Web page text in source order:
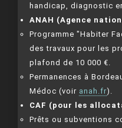
handicap, diagnostic
ANAH (Agence
Programme "Habiter
des travaux pour les
plafond de 10 000 €.
Permanences à
Médoc (voir anah.fr).
CAF (pour les
Prêts ou subventions